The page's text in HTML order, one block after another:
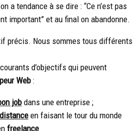
a tendance à se dire : “Ce n’est pas
important” et au final on abandonne.
précis. Nous sommes tous différents
d’objectifs qui peuvent
Web :
job dans une entreprise ;
en faisant le tour du monde
freelance